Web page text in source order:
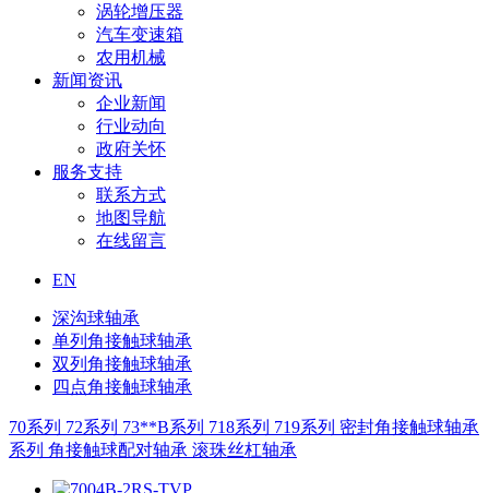
涡轮增压器
汽车变速箱
农用机械
新闻资讯
企业新闻
行业动向
政府关怀
服务支持
联系方式
地图导航
在线留言
EN
深沟球轴承
单列角接触球轴承
双列角接触球轴承
四点角接触球轴承
70系列 72系列 73**B系列 718系列 719系列 密封角接触球轴承
系列 角接触球配对轴承 滚珠丝杠轴承